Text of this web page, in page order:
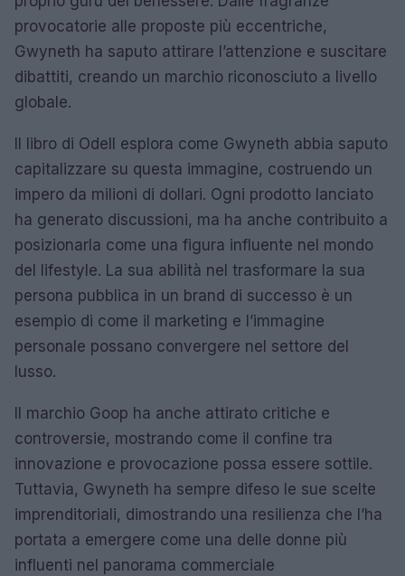
provocatorie alle proposte più eccentriche,
Gwyneth ha saputo attirare l’attenzione e suscitare
dibattiti, creando un marchio riconosciuto a livello
globale.
Il libro di Odell esplora come Gwyneth abbia saputo
capitalizzare su questa immagine, costruendo un
impero da milioni di dollari. Ogni prodotto lanciato
ha generato discussioni, ma ha anche contribuito a
posizionarla come una figura influente nel mondo
del lifestyle. La sua abilità nel trasformare la sua
persona pubblica in un brand di successo è un
esempio di come il marketing e l’immagine
personale possano convergere nel settore del
lusso.
Il marchio Goop ha anche attirato critiche e
controversie, mostrando come il confine tra
innovazione e provocazione possa essere sottile.
Tuttavia, Gwyneth ha sempre difeso le sue scelte
imprenditoriali, dimostrando una resilienza che l’ha
portata a emergere come una delle donne più
influenti nel panorama commerciale